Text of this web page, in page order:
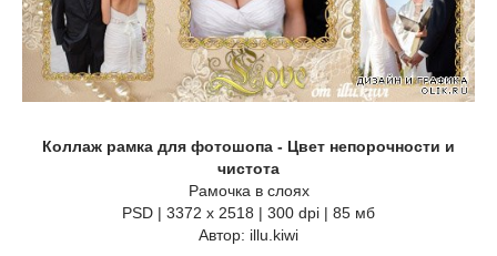
Коллаж рамка для фотошопа - Цвет непорочности и
чистота
Рамочка в слоях
PSD | 3372 х 2518 | 300 dpi | 85 мб
Автор: illu.kiwi